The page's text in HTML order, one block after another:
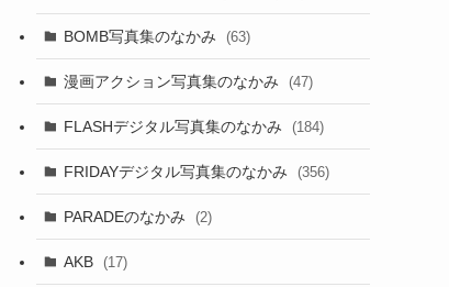
BOMB写真集のなかみ (63)
漫画アクション写真集のなかみ (47)
FLASHデジタル写真集のなかみ (184)
FRIDAYデジタル写真集のなかみ (356)
PARADEのなかみ (2)
AKB (17)